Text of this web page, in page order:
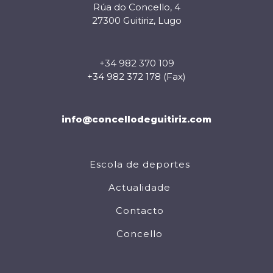
Rúa do Concello, 4
27300 Guitiriz, Lugo
+34 982 370 109
+34 982 372 178 (Fax)
info@concellodeguitiriz.com
Escola de deportes
Actualidade
Contacto
Concello